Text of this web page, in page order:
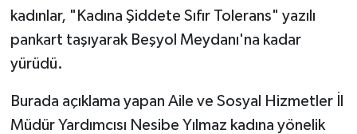
kadınlar, "Kadına Şiddete Sıfır Tolerans" yazılı
pankart taşıyarak Beşyol Meydanı'na kadar
yürüdü.
Burada açıklama yapan Aile ve Sosyal Hizmetler İl
Müdür Yardımcısı Nesibe Yılmaz kadına yönelik